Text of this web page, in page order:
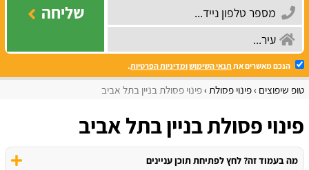
שליחה
הנכם מאשרים את תנאי השימושומדיניות הפרטיות.
טופ שיפוצים פינוי פסולת פינוי פסולת בניין בתל אביב
פינוי פסולת בניין בתל אביב
מה בעמוד זה? לחץ לפתיחת תוכן עניינים